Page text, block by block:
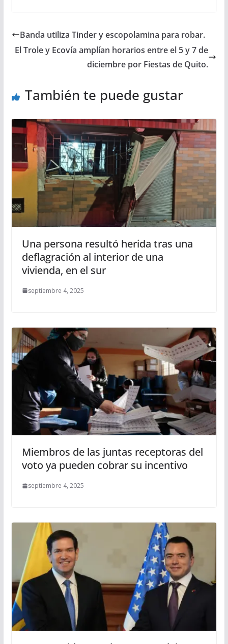
Banda utiliza Tinder y escopolamina para robar.
El Trole y Ecovía amplían horarios entre el 5 y 7 de
diciembre por Fiestas de Quito.
También te puede gustar
Una persona resultó herida tras una
deflagración al interior de una
vivienda, en el sur
septiembre 4, 2025
Miembros de las juntas receptoras del
voto ya pueden cobrar su incentivo
septiembre 4, 2025